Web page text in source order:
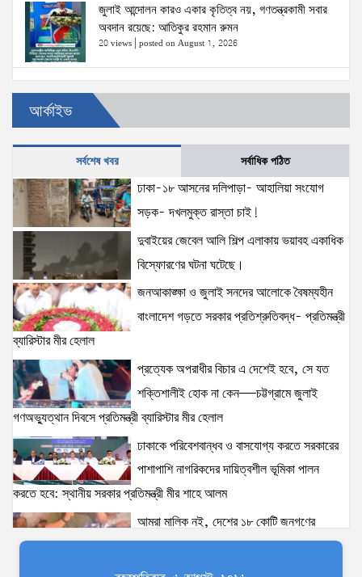
জুলাই আন্দোলন কারও একার কৃতিত্ব নয়, গণতন্ত্রকামী সবার
অবদান রয়েছে: আতিকুর রহমান রুমন
20 views posted on August 1, 2026
উত্তরখানে ডিএনসিসি প্রশাসক মো. শফিকুল ও ঢাকা-১৮
আসনের সংসদ সদস্য এস এম জাহাঙ্গীর হোসেনের উপর একদল
দুস্কৃতিকারীদের হামলা
20 views|posted on August 2, 2026
প্রধানমন্ত্রীর সঙ্গে মার্কিন বিশেষ দূতের বৈঠক: তারেক রহমানের
নেতৃত্ব ও বাংলাদেশের স্থিতিশীলতায় দৃঢ় আত্মবিশ্বাস
যুক্তরাষ্ট্রের: মাহ্দী আমিন
15 views |posted on August 1, 2026
দক্ষিণখানে সেই নারী চিকিৎসককে খুনের মামলায় গ্রেপ্তার তার
স্বামী সোহেল রানার দুই দিনের রিমান্ড আদালত
15 views |posted on August 3, 2026
৫ আগস্টের স্মরণসভা সফল করতে প্রস্তুতি সভা অনুষ্ঠিত
13 views posted on August 1, 2026
স্বরাষ্ট্রমন্ত্রীর সঙ্গে অস্ট্রেলিয়ার নাগরিকত্ব, কাস্টম ও
বহুসংস্কৃতি বিষয়ক সহকারী মন্ত্রীর সাক্ষাৎ
13 views|posted on August 3, 2026
ঢাকাকে পরিবেশবান্ধব ও বাসযোগ্য করতে সরকারের পাশাপাশি
আর্কাইভ
সর্বশেষ খবর সর্বাধিক পঠিত
ঢাকা-১৮ আসনের দলিপাড়া- আহালিয়া সংযোগ
সড়ক- দখলমুক্ত রাস্তা চাই!
দুবাইয়ের জেবেল আলি শিল্প এলাকায় ভয়াবহ একাধিক
বিস্ফোরণের ঘটনা ঘটেছে।
জনআকাঙ্ক্ষা ও জুলাই সনদের আলোকে বৈষম্যহীন
বাংলাদেশ গড়তে সরকার প্রতিশ্রুতিবদ্ধ- প্রতিমন্ত্রী
ব্যারিস্টার মীর হেলাল
প্রত্যেক অপরাধীর বিচার এ দেশেই হবে, সে যত
শক্তিশালীই হোক না কেন—চট্টগ্রামে জুলাই
গণঅভ্যুত্থান দিবসে প্রতিমন্ত্রী ব্যারিস্টার মীর হেলাল
ঢাকাকে পরিবেশবান্ধব ও বাসযোগ্য করতে সরকারের
পাশাপাশি নাগরিকদের দায়িত্বশীল ভূমিকা পালন
করতে হবে: স্থানীয় সরকার প্রতিমন্ত্রী মীর শাহে আলম
আমরা মালিক নই, দেশের ১৮ কোটি জনগণের
সেবক: ভূমি প্রতিমন্ত্রী ব্যারিস্টার মীর হেলাল